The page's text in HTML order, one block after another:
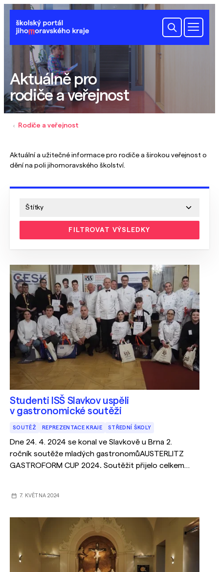
Aktuálně pro
rodiče a veřejnost
Rodiče a veřejnost
Aktuální a užitečné informace pro rodiče a širokou veřejnost o
dění na poli jihomoravského školství.
FILTROVAT VÝSLEDKY
Studenti ISŠ Slavkov uspěli
v gastronomické soutěži
SOUTĚŽ REPREZENTACE KRAJE STŘEDNÍ ŠKOLY
Dne 24. 4. 2024 se konal ve Slavkově u Brna 2.
ročník soutěže mladých gastronomůAUSTERLITZ
GASTROFORM CUP 2024. Soutěžit přijelo celkem
7. KVĚTNA 2024